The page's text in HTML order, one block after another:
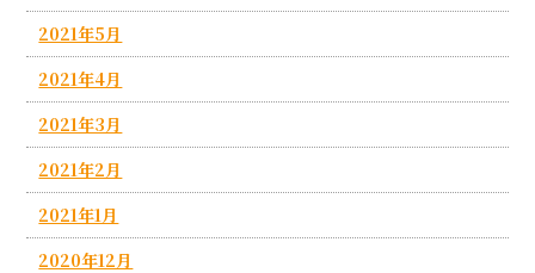
2021年5月
2021年4月
2021年3月
2021年2月
2021年1月
2020年12月